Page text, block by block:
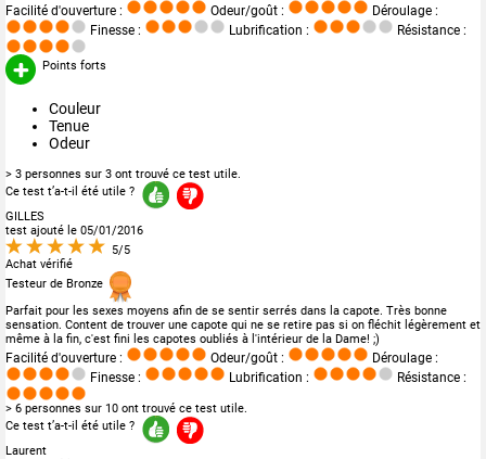
Facilité d'ouverture : Odeur/goût :
Déroulage :
Finesse :
Lubrification : Résistance :
Points forts
Couleur
Tenue
Odeur
> 3 personnes sur 3 ont trouvé ce test utile.
Ce test t’a-t-il été utile ?
GILLES
test ajouté le 05/01/2016
5/5
Achat vérifié
Testeur de Bronze
Parfait pour les sexes moyens afin de se sentir serrés dans la capote. Très bonne
sensation. Content de trouver une capote qui ne se retire pas si on fléchit légèrement et
même à la fin, c'est fini les capotes oubliés à l'intérieur de la Dame! ;)
Facilité d'ouverture : Odeur/goût :
Déroulage :
Finesse :
Lubrification : Résistance :
> 6 personnes sur 10 ont trouvé ce test utile.
Ce test t’a-t-il été utile ?
Laurent